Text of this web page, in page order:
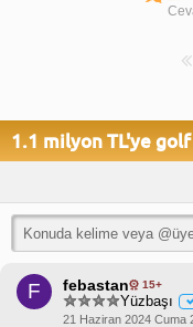
1.1 milyon TL'ye
F febastan 15+
Yüzbaşı
21 Haziran 2024 Cuma